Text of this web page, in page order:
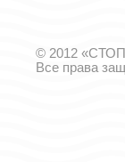
© 2012
Все права